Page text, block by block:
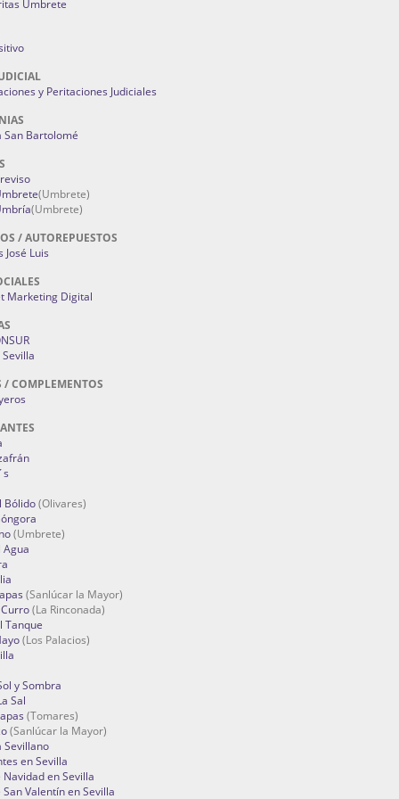
Umbrete
y Peritaciones Judiciales
San Bartolomé
(Umbrete)
(Umbrete)
/ AUTOREPUESTOS
José Luis
Marketing Digital
/ COMPLEMENTOS
Bólido(Olivares)
(Umbrete)
(Sanlúcar la Mayor)
(La Rinconada)
Tanque
(Los Palacios)
y Sombra
Sal
(Tomares)
(Sanlúcar la Mayor)
Sevillano
en Sevilla
Navidad en Sevilla
Valentín en Sevilla